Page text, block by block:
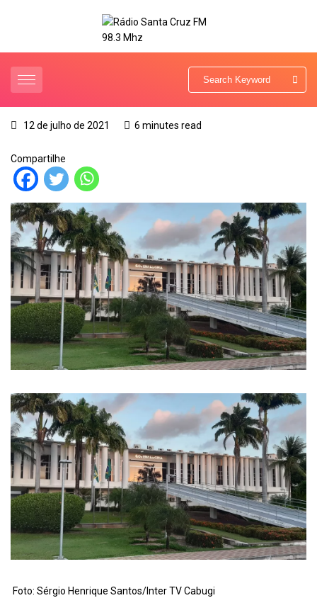
12 de julho de 2021 6 minutes read
Compartilhe
Foto: Sérgio Henrique Santos/Inter TV Cabugi